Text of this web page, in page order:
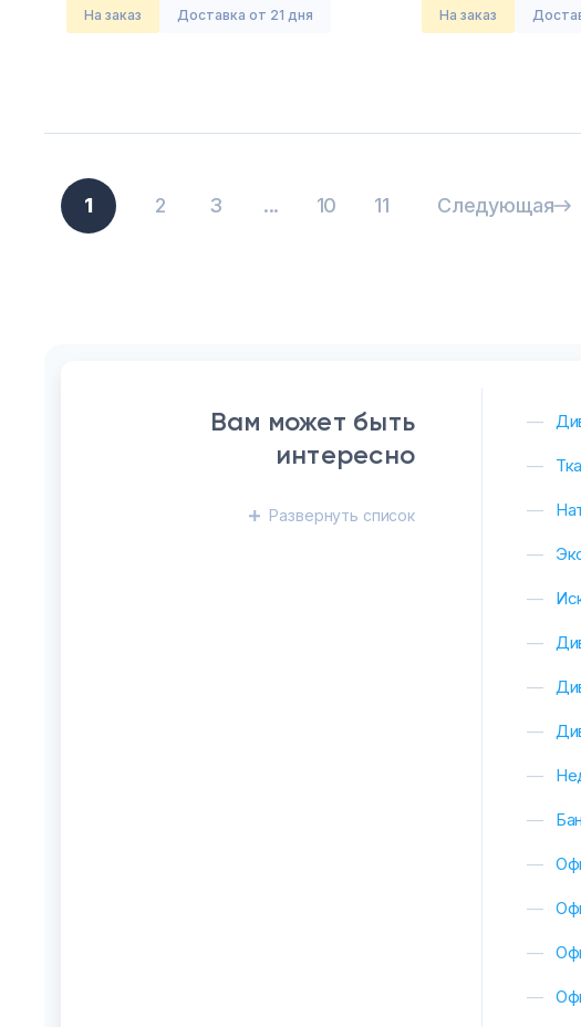
На заказ Доставка от 21 дня На заказ
1 2 3 ... 10 11 Следующая
Вам может быть
интересно
Развернуть список